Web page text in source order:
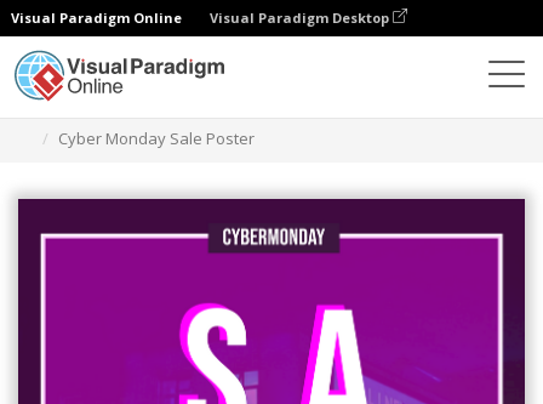
Visual Paradigm Online Visual Paradigm Desktop
Cyber Monday Sale Poster